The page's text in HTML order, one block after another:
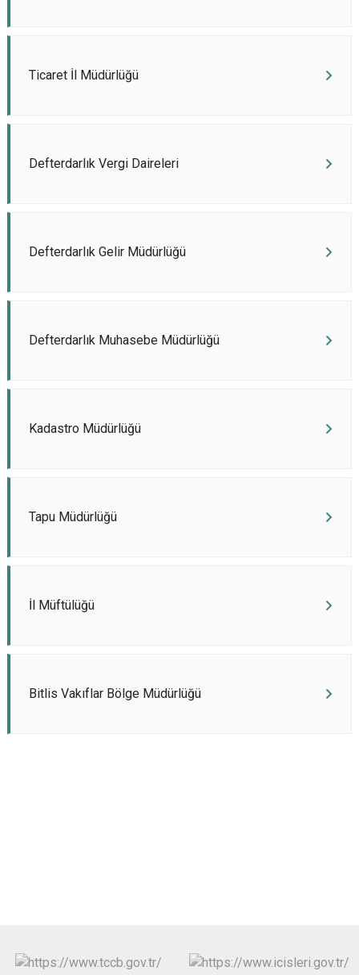
Ticaret İl Müdürlüğü
Defterdarlık Vergi Daireleri
Defterdarlık Gelir Müdürlüğü
Defterdarlık Muhasebe Müdürlüğü
Kadastro Müdürlüğü
Tapu Müdürlüğü
İl Müftülüğü
Bitlis Vakıflar Bölge Müdürlüğü